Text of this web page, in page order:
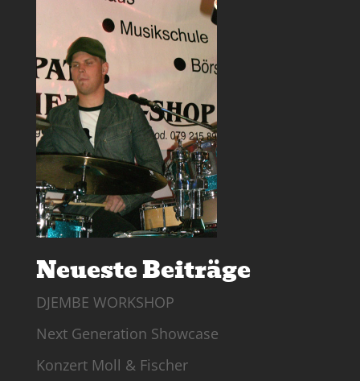
Neueste Beiträge
DJEMBE WORKSHOP
Next Generation Showcase
Konzert Moll & Fischer